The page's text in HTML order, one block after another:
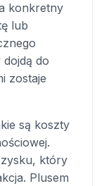
konkretny
lub
do
zostaje
są koszty
który
Plusem